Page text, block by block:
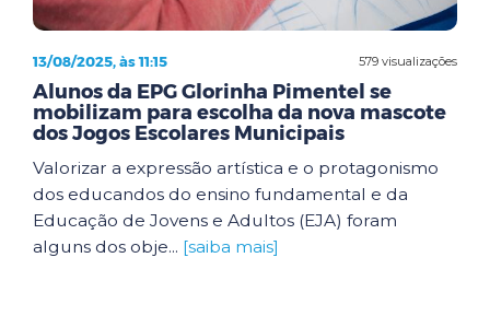
579 visualizações
13/08/2025, às 11:15
Alunos da EPG Glorinha Pimentel se
mobilizam para escolha da nova mascote
dos Jogos Escolares Municipais
Valorizar a expressão artística e o protagonismo
dos educandos do ensino fundamental e da
Educação de Jovens e Adultos (EJA) foram
alguns dos obje... [saiba mais]